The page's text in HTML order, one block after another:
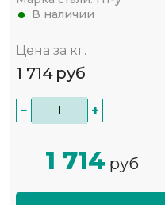
В наличии
Цена за кг.
1 714 руб
− +
1 714 руб